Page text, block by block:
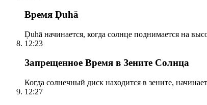
Время Ḍuhā
Ḍuhā начинается, когда солнце поднимается на
12:23
Запрещенное Время в Зените Солнца
Когда солнечный диск находится в зените,
12:27